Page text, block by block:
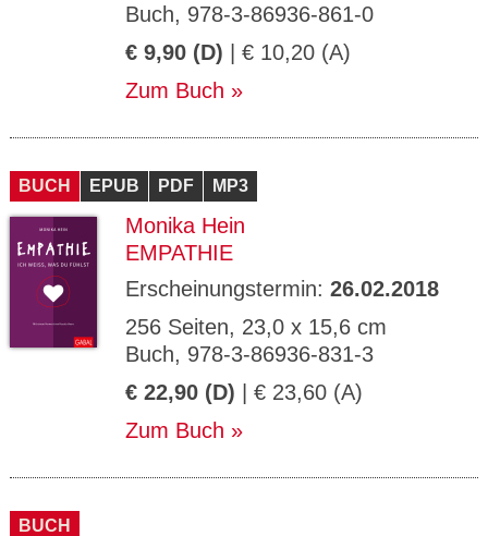
Buch, 978-3-86936-861-0
€ 9,90 (D) | € 10,20 (A)
Zum Buch
BUCH EPUB PDF MP3
Monika Hein
EMPATHIE
Erscheinungstermin: 26.02.2018
256 Seiten, 23,0 x 15,6 cm
Buch, 978-3-86936-831-3
€ 22,90 (D) | € 23,60 (A)
Zum Buch
BUCH